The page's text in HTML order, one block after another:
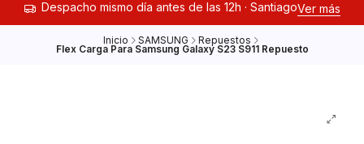
Despacho mismo día antes de las 12h · SantiagoVer más
Inicio SAMSUNG Repuestos
Flex Carga Para Samsung Galaxy S23 S911 Repuesto